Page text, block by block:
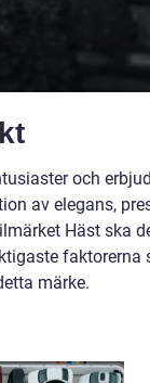
och
av elegans,
Häst ska
faktorerna
märke.